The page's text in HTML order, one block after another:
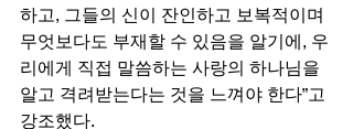
하고, 그들의 신이 잔인하고 보복적이며
무엇보다도 부재할 수 있음을 알기에, 우
리에게 직접 말씀하는 사랑의 하나님을
알고 격려받는다는 것을 느껴야 한다”고
강조했다.